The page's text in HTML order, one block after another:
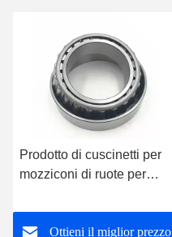
Prodotto di cuscinetti per
mozziconi di ruote per
cuscinetti per riduttori di
supporto per cuscinetti a
Ottieni il miglior prezzo